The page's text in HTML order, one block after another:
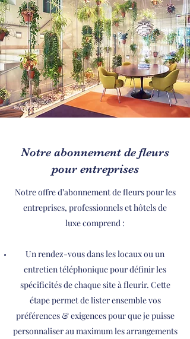
Notre abonnement de fleurs
pour entreprises
Notre offre d’abonnement de fleurs pour les
entreprises, professionnels et hôtels de
luxe comprend :
Un rendez-vous dans les locaux ou un
entretien téléphonique pour définir les
spécificités de chaque site à fleurir. Cette
étape permet de lister ensemble vos
préférences & exigences pour que je puisse
personnaliser au maximum les arrangements